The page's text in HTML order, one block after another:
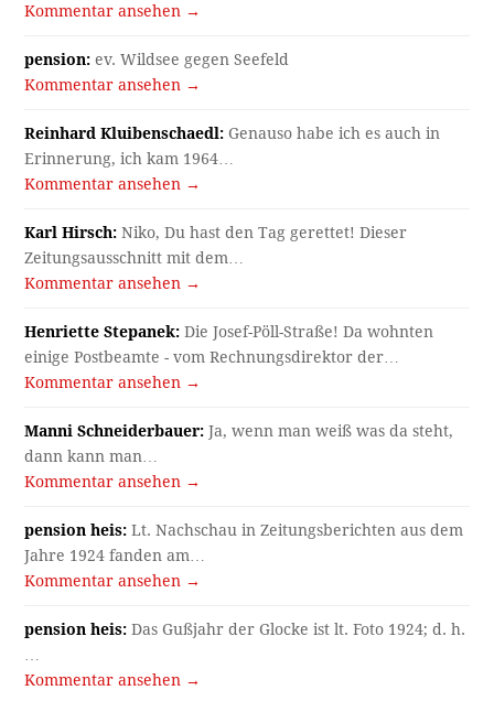
Kommentar ansehen →
pension: ev. Wildsee gegen Seefeld
Kommentar ansehen →
Reinhard Kluibenschaedl: Genauso habe ich es auch in
Erinnerung, ich kam 1964…
Kommentar ansehen →
Karl Hirsch: Niko, Du hast den Tag gerettet! Dieser
Zeitungsausschnitt mit dem…
Kommentar ansehen →
Henriette Stepanek: Die Josef-Pöll-Straße! Da wohnten
einige Postbeamte - vom Rechnungsdirektor der…
Kommentar ansehen →
Manni Schneiderbauer: Ja, wenn man weiß was da steht,
dann kann man…
Kommentar ansehen →
pension heis: Lt. Nachschau in Zeitungsberichten aus dem
Jahre 1924 fanden am…
Kommentar ansehen →
pension heis: Das Gußjahr der Glocke ist lt. Foto 1924; d. h.
Kommentar ansehen →